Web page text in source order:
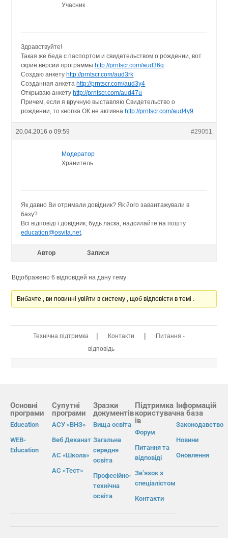
Учасник
Здравствуйте!
Такая же беда с паспортом и свидетельством о рождении, вот
скрин версии программы http://prntscr.com/aud36q
Создаю анкету http://prntscr.com/aud3rk
Созданная анкета http://prntscr.com/aud3y4
Открываю анкету http://prntscr.com/aud47u
Причем, если я вручную выставляю Свидетельство о
рождении, то кнопка ОК не активна http://prntscr.com/aud4y9
20.04.2016 о 09:59 #29051
Модератор
Хранитель
Як давно Ви отримали довідник? Як його завантажували в
базу?
Всі відповіді і довідник, будь ласка, надсилайте на пошту
education@osvita.net.
Автор Записи
Відображено 6 відповідей на дану тему
Вибачте , ви повинні увійти в систему , щоб відповісти в темі .
Технічна підтримка | Контакти |
Питання -
відповідь
Основні
програми
Education
WEB-
Education
Супутні
програми
АСУ «ВНЗ»
Веб Деканат
АС «Школа»
АС «Тест»
Зразки
документів
Вища освіта
Загальна
середня
освіта
Професійно-
технічна
освіта
Підтримка
користувач
ів
Форум
Питання та
відповіді
Зв’язок з
спеціалістом
Контакти
Інформацій
на база
Законодавство
Новини
Оновлення